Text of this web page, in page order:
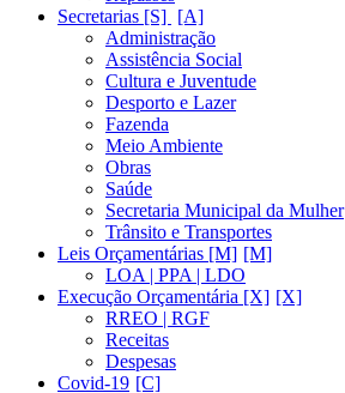
Secretarias [S]
Administração
Assistência Social
Cultura e Juventude
Desporto e Lazer
Fazenda
Meio Ambiente
Obras
Saúde
Secretaria Municipal da Mulher
Trânsito e Transportes
Leis Orçamentárias [M]
LOA | PPA | LDO
Execução Orçamentária [X]
RREO | RGF
Receitas
Despesas
Covid-19